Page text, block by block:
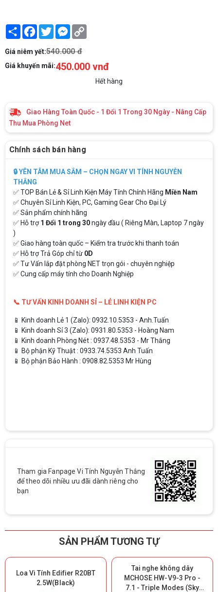
Share Facebook
TwitterMessenger
Giá niêm yết:540.000 đ
Giá khuyến mãi:450.000 vnđ
Hết hàng
Giao Hàng Toàn Quốc - 1 Đổi 1 Trong 30 Ngày - Nâng Cấp
Thu Mua Phòng Net
Chính sách bán hàng
🔒 YÊN TÂM MUA SẮM – CHỌN NGAY VI TÍNH NGUYỄN
THẮNG
✅ TOP Bán Lẻ & Sỉ Linh Kiện Máy Tính Chính Hãng Miền Nam
✅ Chuyên Sỉ Linh Kiện, PC, Gaming Gear Cho Đại Lý
✅ Sản phẩm chính hãng
✅ Hỗ trợ1 Đổi 1 trong 30ngày đầu ( Riêng Màn, Laptop 7 ngày
)
✅ Giao hàng toàn quốc – Kiểm tra trước khi thanh toán
✅ Hỗ trợ Trả Góp chỉ từ 0D
✅ Tư Vấn lắp đặt phòng NET trọn gói - chuyên nghiệp
✅ Cung cấp máy tính cho Doanh Nghiệp
📞 TƯ VẤN KINH DOANH SỈ – LẺ LINH KIỆN PC
📱 Kinh doanh Lẻ 1 (Zalo): 0932.10.5353 - Anh.Tuấn
📱 Kinh doanh Sỉ 3 (Zalo): 0931.80.5353 - Hoàng Nam
📱 Kinh doanh Phòng Nét : 0937.48.5353 - Mr Thắng
📱 Bộ phận Kỹ Thuật : 0933.74.5353 Anh Tuấn
📱 Bộ phận Bảo Hành : 0908.82.5353 Mr Hùng
Tham gia Fanpage Vi Tính Nguyễn Thắng
để theo dõi nhiều ưu đãi dành riêng cho
bạn
SẢN PHẨM TƯƠNG TỰ
Loa Vi Tính Edifier R20BT
2.5W(Black)
Tai nghe không dây
MCHOSE HW-V9-3 Pro -
7.1 - Triple Modes (Sky